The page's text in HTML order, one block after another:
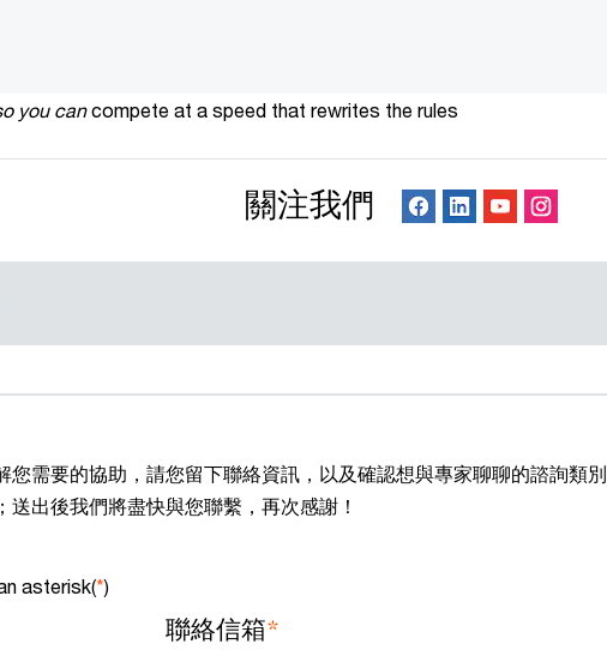
you can compete at a speed that rewrites the rules
關注我們
您需要的協助，請您留下聯絡資訊，以及確認想與專家聊聊的諮詢類別
出後我們將盡快與您聯繫，再次感謝！
asterisk(*)
聯絡信箱*